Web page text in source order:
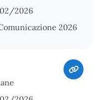
2026
2026